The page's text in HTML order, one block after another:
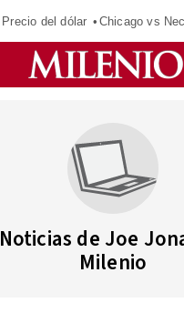
Precio del dólar Chicago vs
Noticias de Joe
Milenio